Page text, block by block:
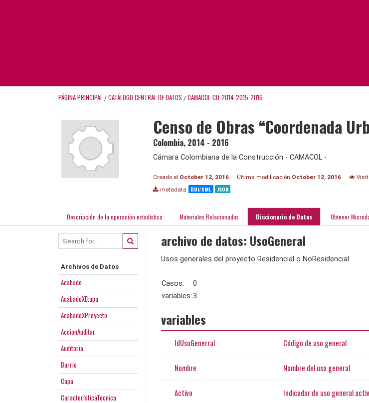
PÁGINA PRINCIPAL / CATÁLOGO CENTRAL DE DATOS / CAMACOL-CU-2014-2015-2016
Censo de Obras “Coordenada
Colombia, 2014 - 2016
Cámara Colombiana de la Construcción - CAMACOL -
Creado el October 12, 2016 Última modificación October 12, 2016
metadata DDI/XML JSON
Descripción de la operación estadística Materiales Relacionados Diccionario de Datos Obtener
Archivos de Datos
Acabado
AcabadoXEtapa
AcabadoXProyecto
AccionAuditar
Auditoria
Barrio
Capa
CaracterísticaTecnica
archivo de datos: UsoGeneral
Usos generales del proyecto Residencial o NoResidencial.
Casos:
0
variables:3
variables
IdUsoGenerral Código de uso general
Nombre Nombre del uso general
Activo Indicador de uso general